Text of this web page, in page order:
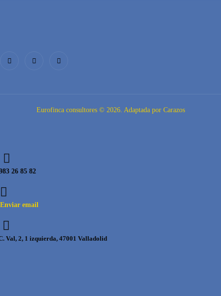
Eurofinca consultores © 2026. Adaptada por Carazos
26 85 82
Enviar email
Val, 2, 1 izquierda, 47001 Valladolid